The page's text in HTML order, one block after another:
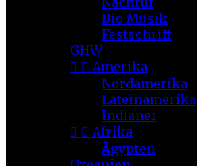
Bio Musik
Festschrift
GHW
  Amerika
Nordamerika
Lateinamerika
Indianer
  Afrika
Ägypten